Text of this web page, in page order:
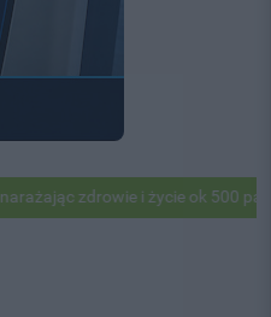
zdrowie i życie ok 500